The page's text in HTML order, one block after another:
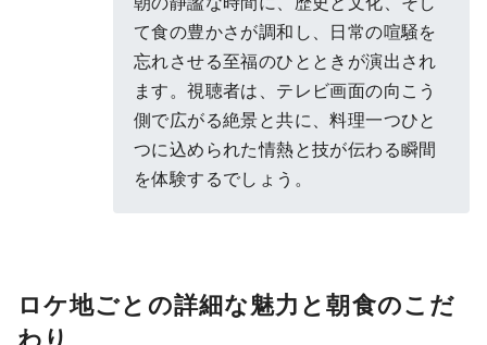
て食の豊かさが調和し、日常の喧騒を
忘れさせる至福のひとときが演出され
ます。視聴者は、テレビ画面の向こう
側で広がる絶景と共に、料理一つひと
つに込められた情熱と技が伝わる瞬間
を体験するでしょう。
ロケ地ごとの詳細な魅力と朝食のこだ
わり